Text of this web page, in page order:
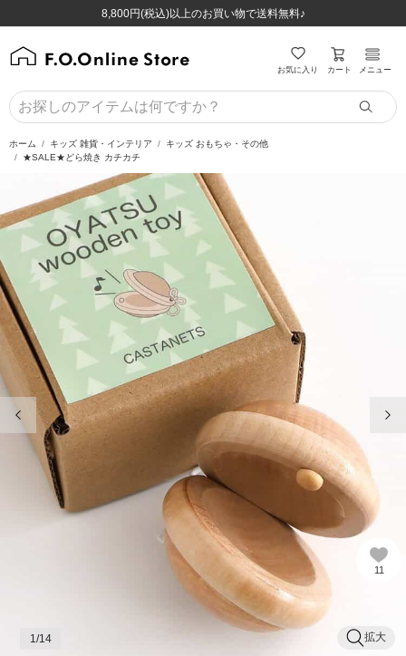
8,800円(税込)以上のお買い物で送料無料♪
ほぼ全品半額！！8/12(水)お昼12:59まで！！
8,800円(税込)以上のお買い物で送料無料♪
ほぼ全品半額！！8/12(水)お昼12:59まで！！
お気に入り カート メニュー
ホーム キッズ 雑貨・インテリア
キッズ おもちゃ・その他
★SALE★どら焼き カチカチ
前の画像
11
拡大
1 /14